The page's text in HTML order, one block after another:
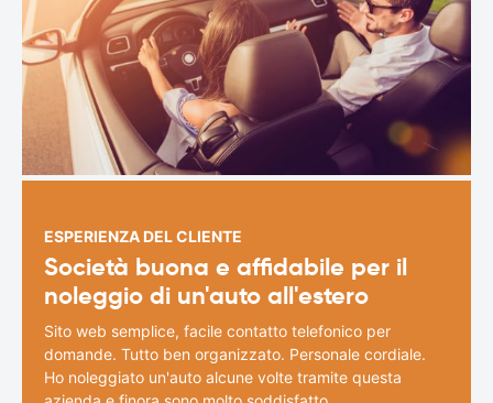
ESPERIENZA DEL CLIENTE
Società buona e affidabile per il
noleggio di un'auto all'estero
Sito web semplice, facile contatto telefonico per
domande. Tutto ben organizzato. Personale cordiale.
Ho noleggiato un'auto alcune volte tramite questa